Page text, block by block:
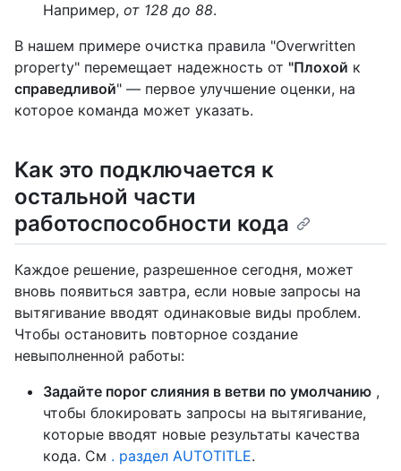
Например, от 128 до 88.
В нашем примере очистка правила "Overwritten
property" перемещает надежность от "Плохой к
справедливой" — первое улучшение оценки, на
которое команда может указать.
Как это подключается к
остальной части
работоспособности кода
Каждое решение, разрешенное сегодня, может
вновь появиться завтра, если новые запросы на
вытягивание вводят одинаковые виды проблем.
Чтобы остановить повторное создание
невыполненной работы:
Задайте порог слияния в ветви по умолчанию ,
чтобы блокировать запросы на вытягивание,
которые вводят новые результаты качества
кода. См . раздел AUTOTITLE.